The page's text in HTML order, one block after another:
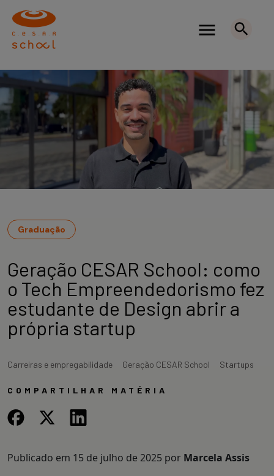
Graduação
Geração CESAR School: como
o Tech Empreendedorismo fez
estudante de Design abrir a
própria startup
Carreiras e empregabilidade Geração CESAR School Startups
COMPARTILHAR MATÉRIA
Publicado em 15 de julho de 2025 por Marcela Assis